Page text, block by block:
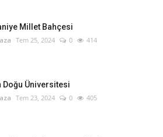
Millet Bahçesi
Tem 25, 2024 0 414
Doğu Üniversitesi
Tem 23, 2024 0 405